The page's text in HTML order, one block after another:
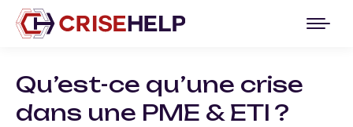
Qu’est-ce qu’une crise
dans une PME & ETI ?